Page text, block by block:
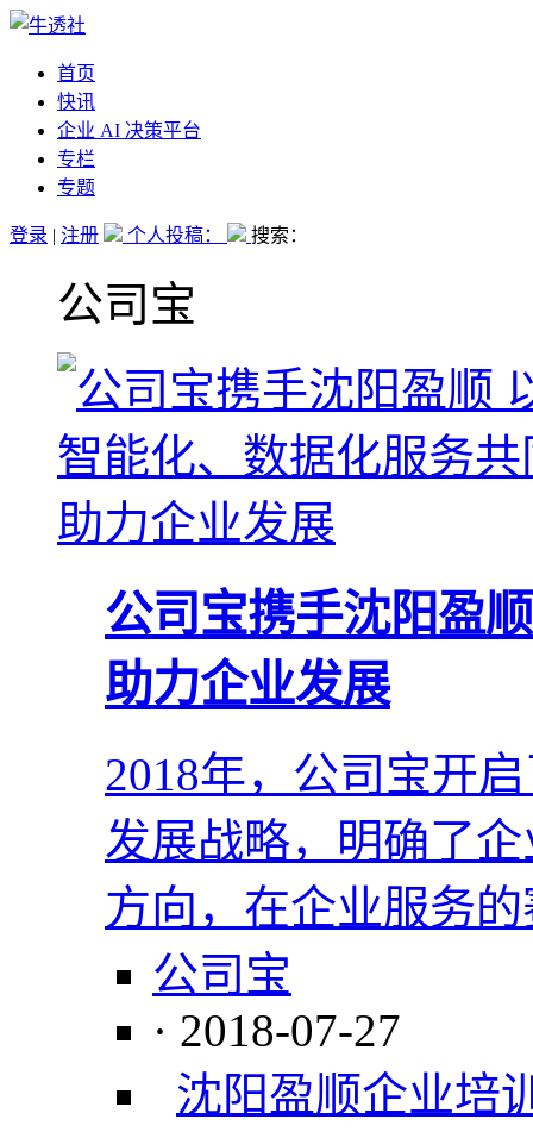
首页
快讯
企业 AI 决策平台
专栏
专题
登录 | 注册 个人投稿： 搜索：
公司宝
公司宝携手沈阳盈
助力企业发展
2018年，公司宝开
发展战略，明确了
方向，在企业服务
公司宝
· 2018-07-27
沈阳盈顺企业培